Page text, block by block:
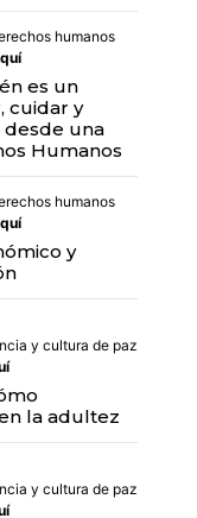
humanos
es un
cuidar y
una
Humanos
humanos
y
y cultura de paz
la adultez
y cultura de paz